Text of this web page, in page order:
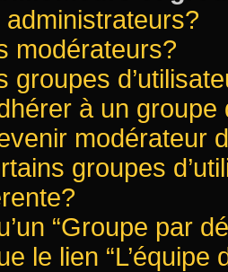
modérateurs?
groupes
à un groupe
modérateur
groupes
“Groupe par
le lien “L’équipe